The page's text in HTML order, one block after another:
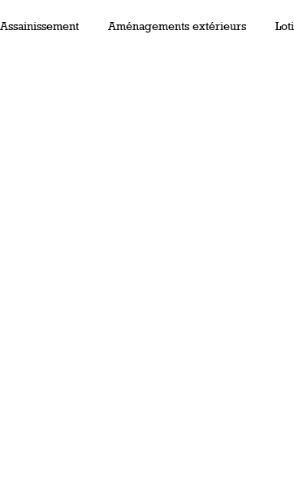
Assainissement Aménagements extérieurs